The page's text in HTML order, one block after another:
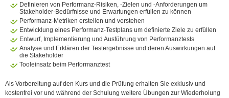
Definieren von Performanz-Risiken, -Zielen und -Anforderungen um
Stakeholder-Bedürfnisse und Erwartungen erfüllen zu können
Performanz-Metriken erstellen und verstehen
Entwicklung eines Performanz-Testplans um definierte Ziele zu erfüllen
Entwurf, Implementierung und Ausführung von Performanztests
Analyse und Erklären der Testergebnisse und deren Auswirkungen auf
die Stakeholder
Tooleinsatz beim Performanztest
Als Vorbereitung auf den Kurs und die Prüfung erhalten Sie exklusiv und
kostenfrei vor und während der Schulung weitere Übungen zur Wiederholung